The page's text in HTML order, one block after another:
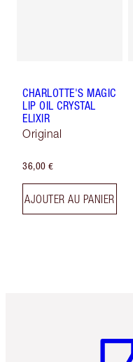
CHARLOTTE'S MAGIC
LIP OIL CRYSTAL
ELIXIR
Original
36,00 €
AJOUTER AU PANIER